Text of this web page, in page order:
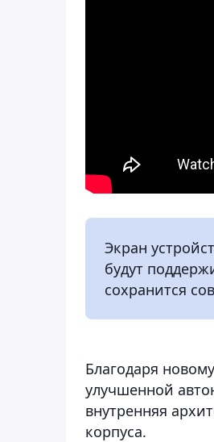
Экран
будут
сохранится
Благодаря
улучшенной
внутренняя
корпуса.